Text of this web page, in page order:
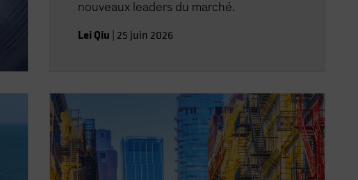
nouveaux leaders du marché.
Lei Qiu 25 juin 2026